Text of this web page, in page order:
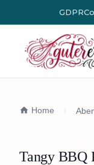
GDPR
Home
Tangy BBQ